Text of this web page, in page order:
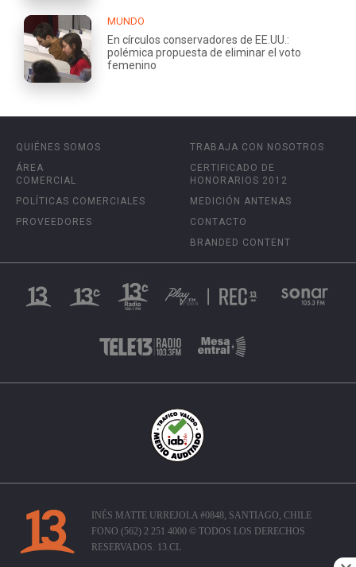
MUNDO
En círculos conservadores de EE.UU.:
polémica propuesta de eliminar el voto
femenino
QUIÉNES SOMOS
ÁREA
COMERCIAL
POLÍTICAS COMERCIALES
PROVEEDORES
TRABAJA CON NOSOTROS
CERTIFICADO DE
HONORARIOS 2012
MEDICIÓN ANTENAS
CONTACTO
BRANDED CONTENT
INÉS MATTE URREJOLA #0848, SANTIAGO, CHILE
FONO (562) 2 251 4000 © TODOS LOS DERECHOS
RESERVADOS. 13.CL